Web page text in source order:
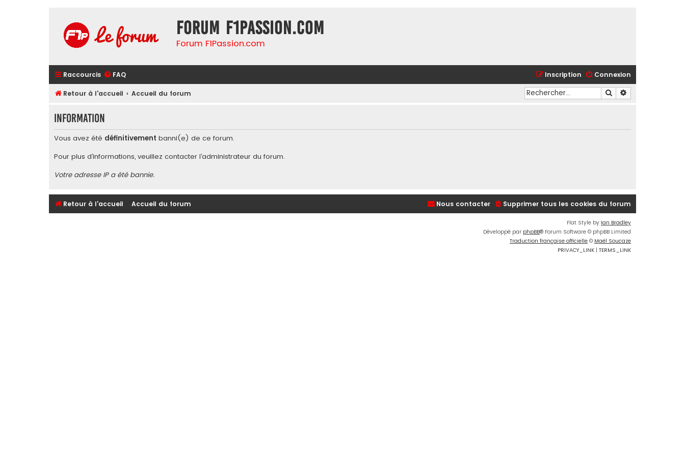
Forum F1Passion.com
Forum F1Passion.com
Raccourcis FAQ Connexion
Inscription
Retour à l'accueil Accueil du forum Rechercher
Information
Vous avez été définitivement banni(e) de ce forum.
Pour plus d’informations, veuillez contacter l’administrateur du forum.
Votre adresse IP a été bannie.
Retour à l'accueil Accueil du forum Supprimer tous les cookies du forum
Nous contacter
Flat Style by Ian Bradley
Développé par phpBB® Forum Software © phpBB Limited
Traduction française officielle © Maël Soucaze
PRIVACY_LINK | TERMS_LINK